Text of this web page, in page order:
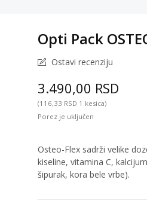
Opti Pack
Ostavi recenziju
3.490,00 RSD
(116,33 RSD 1 kesica)
Porez je uključen
Osteo-Flex sadrži velike
kiseline, vitamina C,
šipurak, kora bele vrbe).